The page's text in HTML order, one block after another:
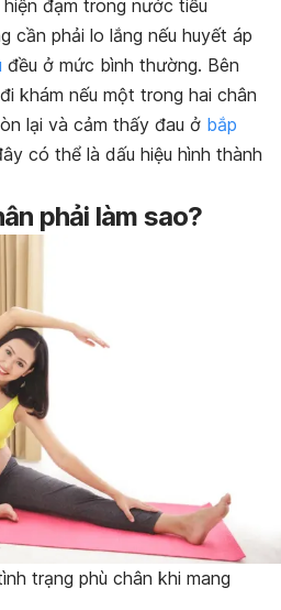
đạm trong nước tiểu
cần phải lo lắng nếu huyết áp
đều ở mức bình thường. Bên
khám nếu một trong hai chân
lại và cảm thấy đau ở bắp
có thể là dấu hiệu hình thành
phải làm sao?
trạng phù chân khi mang